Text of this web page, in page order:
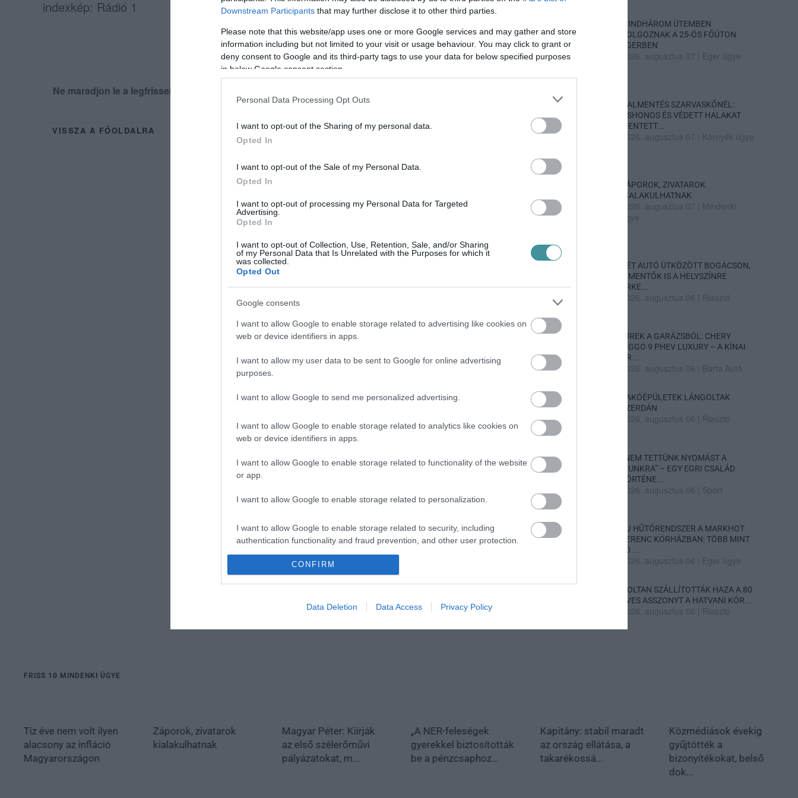
Downstream Participants that may further disclose it to other third parties.
Please note that this website/app uses one or more Google services and may gather and store
information including but not limited to your visit or usage behaviour. You may click to grant or
deny consent to Google and its third-party tags to use your data for below specified purposes
in below Google consent section.
Personal Data Processing Opt Outs
I want to opt-out of the Sharing of my personal data.
Opted In
I want to opt-out of the Sale of my Personal Data.
Opted In
I want to opt-out of processing my Personal Data for Targeted
Advertising.
Opted In
I want to opt-out of Collection, Use, Retention, Sale, and/or Sharing
of my Personal Data that Is Unrelated with the Purposes for which it
was collected.
Opted Out
Google consents
I want to allow Google to enable storage related to advertising like cookies on
web or device identifiers in apps.
I want to allow my user data to be sent to Google for online advertising
purposes.
I want to allow Google to send me personalized advertising.
I want to allow Google to enable storage related to analytics like cookies on
web or device identifiers in apps.
I want to allow Google to enable storage related to functionality of the website
or app.
I want to allow Google to enable storage related to personalization.
I want to allow Google to enable storage related to security, including
authentication functionality and fraud prevention, and other user protection.
CONFIRM
Data Deletion Data Access Privacy Policy
indexkép: Rádió 1
Ne maradjon le a legfrissebb hírekről, kövessen bennünket az EGRI ÜGYEK Google Hírek oldalán!
VISSZA A FŐOLDALRA
MINDHÁROM ÜTEMBEN
DOLGOZNAK A 25-ÖS FŐÚTON
EGERBEN
2026. augusztus 07 Eger ügye
HALMENTÉS SZARVASKŐNÉL:
ŐSHONOS ÉS VÉDETT HALAKAT
MENTETT...
2026. augusztus 07 Környék ügye
ZÁPOROK, ZIVATAROK
KIALAKULHATNAK
2026. augusztus 07
Mindenki
ügye
KÉT AUTÓ ÜTKÖZÖTT BOGÁCSON,
A MENTŐK IS A HELYSZÍNRE
ÉRKE...
2026. augusztus 06 Riasztó
HÍREK A GARÁZSBÓL: CHERY
TIGGO 9 PHEV LUXURY – A KÍNAI
PR...
2026. augusztus 06 Barta Autó
LAKÓÉPÜLETEK LÁNGOLTAK
SZERDÁN
2026. augusztus 06 Riasztó
„NEM TETTÜNK NYOMÁST A
FIUNKRA” – EGY EGRI CSALÁD
TÖRTÉNE...
2026. augusztus 06 Sport
ÚJ HŰTŐRENDSZER A MARKHOT
FERENC KÓRHÁZBAN: TÖBB MINT
70 ...
2026. augusztus 06 Eger ügye
HOLTAN SZÁLLÍTOTTÁK HAZA A 80
ÉVES ASSZONYT A HATVANI KÓR...
2026. augusztus 06 Riasztó
FRISS 10 MINDENKI ÜGYE
Tíz éve nem volt ilyen
alacsony az infláció
Magyarországon
Záporok, zivatarok
kialakulhatnak
Magyar Péter: Kiírják
az első szélerőművi
pályázatokat, m...
„A NER-feleségek
gyerekkel biztosították
be a pénzcsaphoz...
Kapitány: stabil maradt
az ország ellátása, a
takarékossá...
Közmédiások évekig
gyűjtötték a
bizonyítékokat, belső
dok...